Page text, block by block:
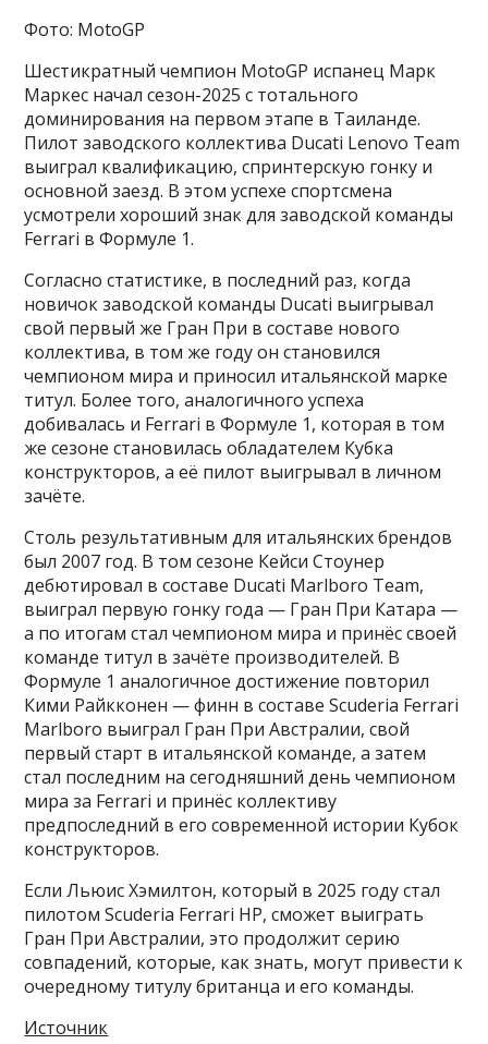
Фото: MotoGP
Шестикратный чемпион MotoGP испанец Марк
Маркес начал сезон-2025 с тотального
доминирования на первом этапе в Таиланде.
Пилот заводского коллектива Ducati Lenovo Team
выиграл квалификацию, спринтерскую гонку и
основной заезд. В этом успехе спортсмена
усмотрели хороший знак для заводской команды
Ferrari в Формуле 1.
Согласно статистике, в последний раз, когда
новичок заводской команды Ducati выигрывал
свой первый же Гран При в составе нового
коллектива, в том же году он становился
чемпионом мира и приносил итальянской марке
титул. Более того, аналогичного успеха
добивалась и Ferrari в Формуле 1, которая в том
же сезоне становилась обладателем Кубка
конструкторов, а её пилот выигрывал в личном
зачёте.
Столь результативным для итальянских брендов
был 2007 год. В том сезоне Кейси Стоунер
дебютировал в составе Ducati Marlboro Team,
выиграл первую гонку года — Гран При Катара —
а по итогам стал чемпионом мира и принёс своей
команде титул в зачёте производителей. В
Формуле 1 аналогичное достижение повторил
Кими Райкконен — финн в составе Scuderia Ferrari
Marlboro выиграл Гран При Австралии, свой
первый старт в итальянской команде, а затем
стал последним на сегодняшний день чемпионом
мира за Ferrari и принёс коллективу
предпоследний в его современной истории Кубок
конструкторов.
Если Льюис Хэмилтон, который в 2025 году стал
пилотом Scuderia Ferrari HP, сможет выиграть
Гран При Австралии, это продолжит серию
совпадений, которые, как знать, могут привести к
очередному титулу британца и его команды.
Источник